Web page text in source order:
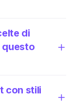
di
questo
con stili